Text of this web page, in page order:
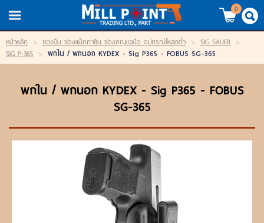
TH/EN
LOGIN REGISTER
My Wishlist
สินค้า
0
หน้าหลัก > ซองปืน ซองแม็กกาซีน ซองกุญแจมือ อุปกรณ์โหลดต่ำ > SIG SAUER >
SIG P-365 > พกใน / พกนอก KYDEX - Sig P365 - FOBUS SG-365
พกใน / พกนอก KYDEX - Sig P365 - FOBUS
SG-365